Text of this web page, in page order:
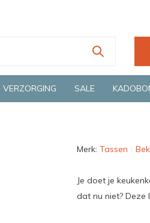
winkel in Deventer
VERZORGING SALE
Merk: Tassen
Je doet je
dat nu niet? Deze